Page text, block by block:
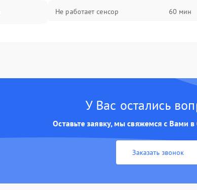
Не работает сенсор 60 мин
У Вас остались
Оставьте заявку, мы свяжемся с Вами
Заказать звонок